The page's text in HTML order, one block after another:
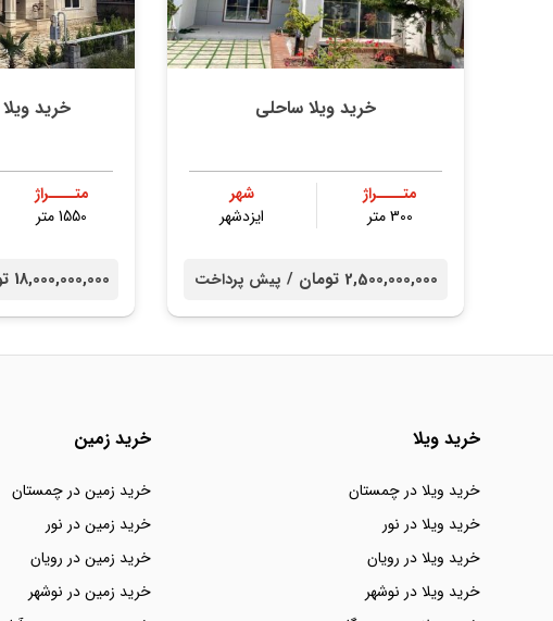
خرید ویلا ساحلی
متــــراژ
300 متر
شهر
ایزدشهر
2,500,000,000 تومان / پیش پرداخت
خرید
متــــراژ
1550 متر
18,000,000,000 تومان /
خرید ویلا
خرید ویلا در چمستان
خرید ویلا در نور
خرید ویلا در رویان
خرید ویلا در نوشهر
خرید زمین
خرید زمین در چمستان
خرید زمین در نور
خرید زمین در رویان
خرید زمین در نوشهر